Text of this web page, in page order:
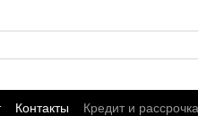
Контакты Кредит и рассрочка